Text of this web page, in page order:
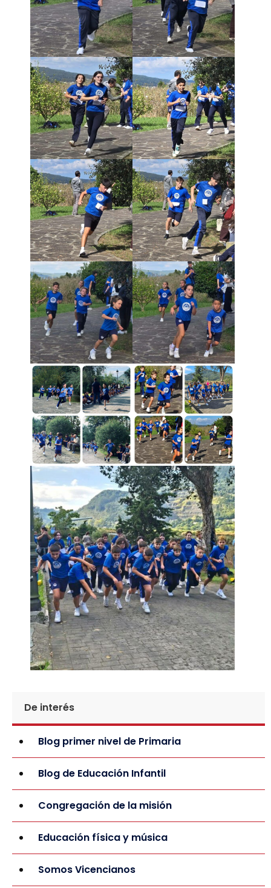
De interés
Blog primer nivel de Primaria
Blog de Educación Infantil
Congregación de la misión
Educación física y música
Somos Vicencianos